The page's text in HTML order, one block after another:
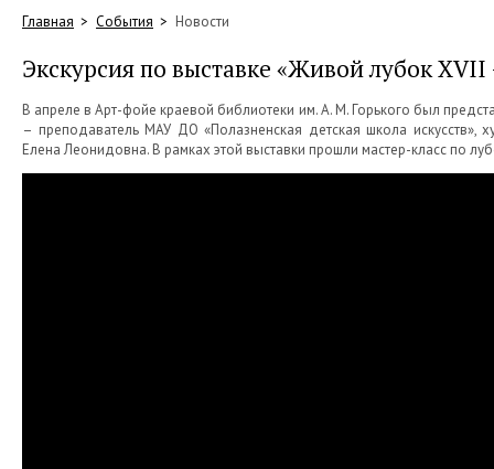
Главная События Новости
Экскурсия по выставке «Живой лубок XVII
В апреле в Арт-фойе краевой библиотеки им. А. М. Горького был
– преподаватель МАУ ДО «Полазненская детская школа искусств»,
Елена Леонидовна. В рамках этой выставки прошли мастер-класс по